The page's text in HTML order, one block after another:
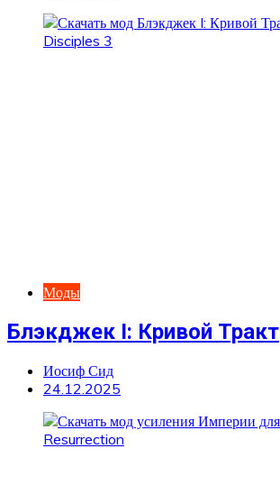
Моды
Блэкджек I: Кривой Тракт
Иосиф Сид
24.12.2025